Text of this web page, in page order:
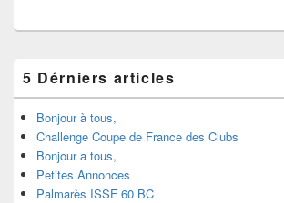
5 Dérniers articles
Bonjour à tous,
Challenge Coupe de France des Clubs
Bonjour a tous,
Petites Annonces
Palmarès ISSF 60 BC